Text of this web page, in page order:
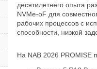
десятилетнего опыта
NVMe-oF для
рабочих процессов с
способности, низкой
На NAB 2026 PROMISE